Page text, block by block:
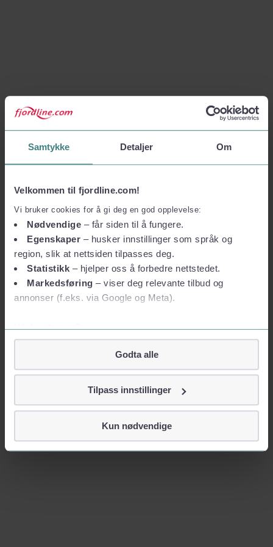
Samtykke Detaljer Om
Velkommen til fjordline.com!
Vi bruker cookies for å gi deg en god opplevelse:
Nødvendige – får siden til å fungere.
Egenskaper – husker innstillinger som språk og
region, slik at nettsiden tilpasses deg.
Statistikk – hjelper oss å forbedre nettstedet.
Markedsføring – viser deg relevante tilbud og
annonser (f.eks. via Google og Meta).
Vil du vite mer?
Om informasjonskapsler
Googles retningslinjer for personvern
Vi tar ditt personvern på alvor
identifiserer deg, som navn eller telefonnummer.
Godta alle
Tilpass innstillinger
Kun nødvendige